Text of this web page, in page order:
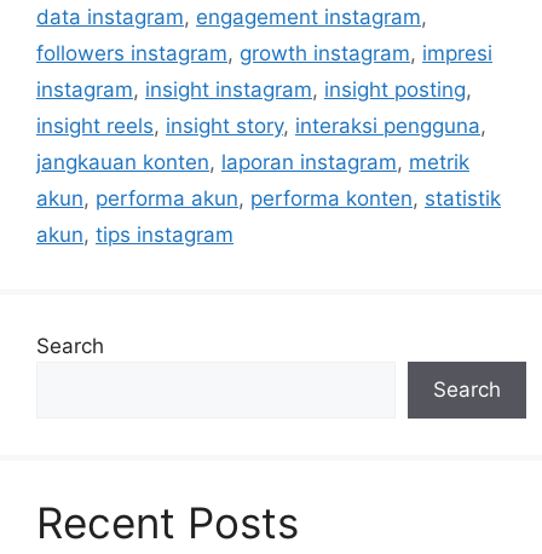
data instagram, engagement instagram,
followers instagram, growth instagram, impresi
instagram, insight instagram, insight posting,
insight reels, insight story, interaksi pengguna,
jangkauan konten, laporan instagram, metrik
akun, performa akun, performa konten, statistik
akun, tips instagram
Search
Search
Recent Posts